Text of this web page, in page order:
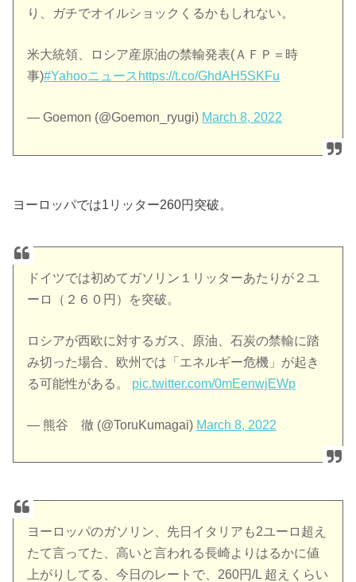
り、ガチでオイルショックくるかもしれない。
米大統領、ロシア産原油の禁輸発表(ＡＦＰ＝時
事)#Yahooニュース https://t.co/GhdAH5SKFu
— Goemon (@Goemon_ryugi) March 8, 2022
ヨーロッパでは1リッター260円突破。
ドイツでは初めてガソリン１リッターあたりが２ユ
ーロ（２６０円）を突破。
ロシアが西欧に対するガス、原油、石炭の禁輸に踏
み切った場合、欧州では「エネルギー危機」が起き
る可能性がある。 pic.twitter.com/0mEenwjEWp
— 熊谷 徹 (@ToruKumagai) March 8, 2022
ヨーロッパのガソリン、先日イタリアも2ユーロ超え
たて言ってた、高いと言われる長崎よりはるかに値
上がりしてる、今日のレートで、260円/L 超えくらい